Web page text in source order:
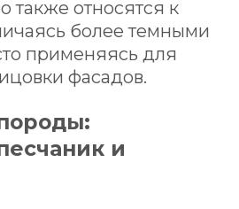
также относятся к
более темными
применяясь для
фасадов.
и